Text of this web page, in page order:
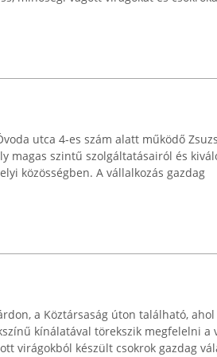
utca 4-es szám alatt működő
magas szintű szolgáltatásairól és
közösségben. A vállalkozás gazdag
a Köztársaság úton található, ahol
kínálatával törekszik megfelelni a
virágokból készült csokrok gazdag